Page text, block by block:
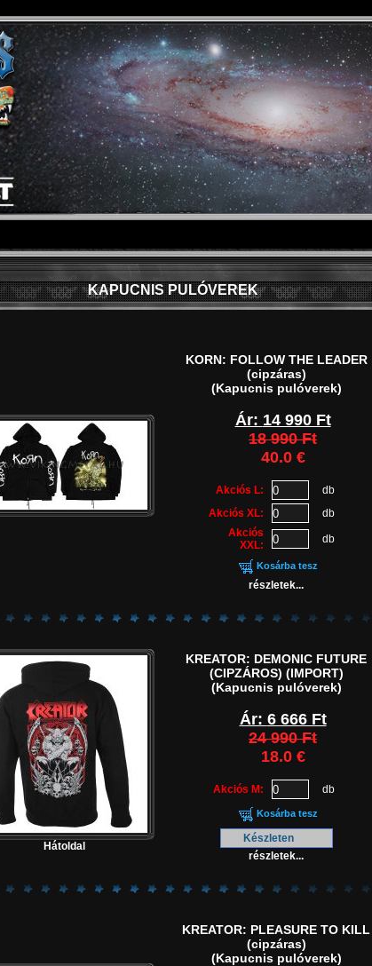
KAPUCNIS PULÓVEREK
KORN: FOLLOW THE LEADER
(cipzáras)
(Kapucnis pulóverek)
Ár: 14 990 Ft
18 990 Ft
40.0 €
Akciós L:
db
Akciós XL:
db
Akciós
XXL:
db
Kosárba tesz
részletek...
Hátoldal
KREATOR: DEMONIC FUTURE
(CIPZÁROS) (IMPORT)
(Kapucnis pulóverek)
Ár: 6 666 Ft
24 990 Ft
18.0 €
Akciós M: db
Kosárba tesz
Készleten
részletek...
KREATOR: PLEASURE TO KILL
(cipzáras)
(Kapucnis pulóverek)